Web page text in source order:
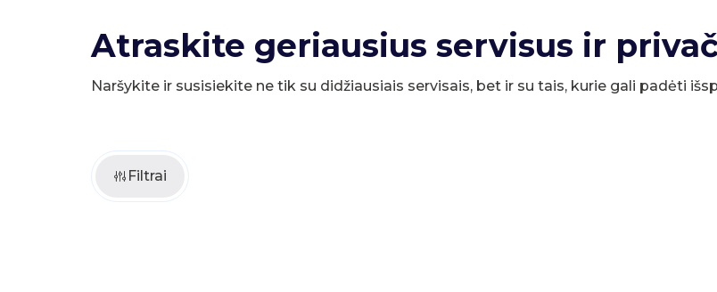
Atraskite geriausius servisus ir
Naršykite ir susisiekite ne tik su didžiausiais servisais, bet ir su tais, kurie gali padėti
Filtrai